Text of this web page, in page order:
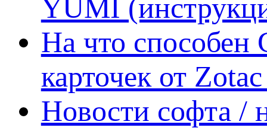
YUMI
На что способен
карточек от
Новости софта /